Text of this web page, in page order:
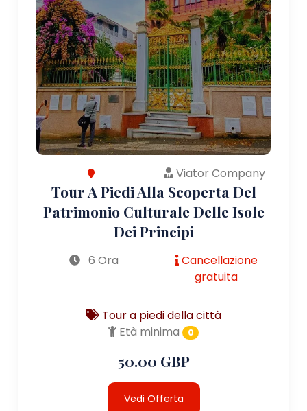
Viator Company
Tour A Piedi Alla Scoperta Del
Patrimonio Culturale Delle Isole
Dei Principi
6 Ora
Cancellazione
gratuita
Tour a piedi della città
Età minima
0
50.00 GBP
Vedi Offerta